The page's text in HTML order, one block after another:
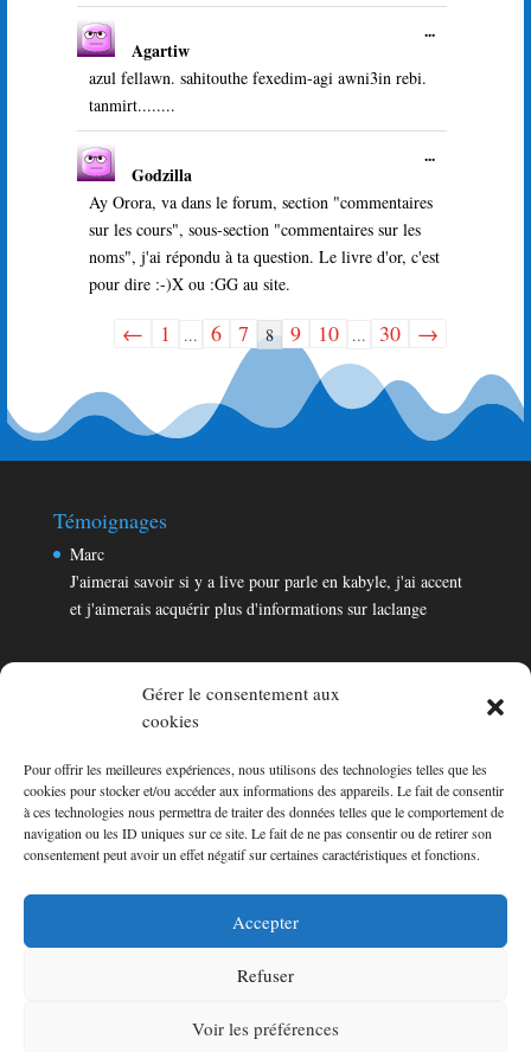
Gérer le consentement aux
cookies
Pour offrir les meilleures expériences, nous utilisons des technologies telles que les
cookies pour stocker et/ou accéder aux informations des appareils. Le fait de consentir
à ces technologies nous permettra de traiter des données telles que le comportement de
navigation ou les ID uniques sur ce site. Le fait de ne pas consentir ou de retirer son
consentement peut avoir un effet négatif sur certaines caractéristiques et fonctions.
Accepter
Refuser
Voir les préférences
Agartiw
azul fellawn. sahitouthe fexedim-agi awni3in rebi.
tanmirt........
...Ouvrir/
Godzilla
Ay Orora, va dans le forum, section "commentaires
sur les cours", sous-section "commentaires sur les
noms", j'ai répondu à ta question. Le livre d'or, c'est
pour dire :-)X ou :GG au site.
...Ouvrir/
Navigation
liste
du
livre
← 1 ... 6 7 8 9 10 ... 30 →
Témoignages
Marc
J'aimerai savoir si y a live pour parle en kabyle, j'ai accent
et j'aimerais acquérir plus d'informations sur laclange
Merci beaucoup pour cet excellent site , bravo pour votre
formidable travail!
Témoignages
Marc
J'aimerai savoir si y a live pour parle en kabyle, j'ai accent
et j'aimerais acquérir plus d'informations sur laclange
Aqjun
Merci beaucoup pour cet excellent site , bravo pour votre
formidable travail!
Consultez les témoignages